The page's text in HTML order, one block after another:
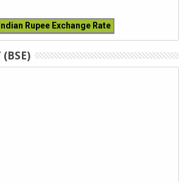
Indian Rupee Exchange Rate
(BSE)